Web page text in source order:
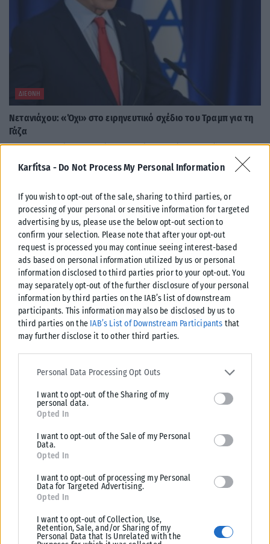
Karfitsa - Do Not Process My Personal Information
If you wish to opt-out of the sale, sharing to third parties, or
processing of your personal or sensitive information for targeted
advertising by us, please use the below opt-out section to
confirm your selection. Please note that after your opt-out
request is processed you may continue seeing interest-based
ads based on personal information utilized by us or personal
information disclosed to third parties prior to your opt-out. You
may separately opt-out of the further disclosure of your personal
information by third parties on the IAB’s list of downstream
participants. This information may also be disclosed by us to
third parties on the IAB’s List of Downstream Participants that
may further disclose it to other third parties.
Please note that this website/app uses one or more Google
services and may gather and store information including but not
deny consent to Google and its third-party tags to use your data
for below specified purposes in below Google consent section.
Personal Data Processing Opt Outs
I want to opt-out of the Sharing of my
personal data.
Opted In
I want to opt-out of the Sale of my Personal
Data.
Opted In
I want to opt-out of processing my Personal
Data for Targeted Advertising.
Opted In
I want to opt-out of Collection, Use,
Retention, Sale, and/or Sharing of my
Personal Data that Is Unrelated with the
ΔΙΕΘΝΉ
Νετανιάχου: «Όχι» στο ειρηνευτικό σχέδιο του Τραμπ για τη
Γάζα
Ο πρωθυπουργός του Ισραήλ Μπενιαμίν Νετανιάχου επανέλαβε
σήμερα, την άποψή του, απορρίπτοντας το τελευταίο σχέδιο
ειρήνευσης του Αμερικανού προέδρου Ντόναλντ...
ΑΝΑΡΤΉΘΗΚΕ ΑΠΌ 09/08/2026
Κίνα: Ο τυφώνας Dolphin σαρώνει τις ανατολικές ακτές με
καταρρακτώδεις βροχές και θυελλώδεις ανέμους
Ο τυφώνας Dolphin, ο πιο ισχυρός τροπικός κυκλώνας που πλήττει την
Κίνα κατά τη φετινή χρονιά, έπληξε σήμερα την ανατολική...